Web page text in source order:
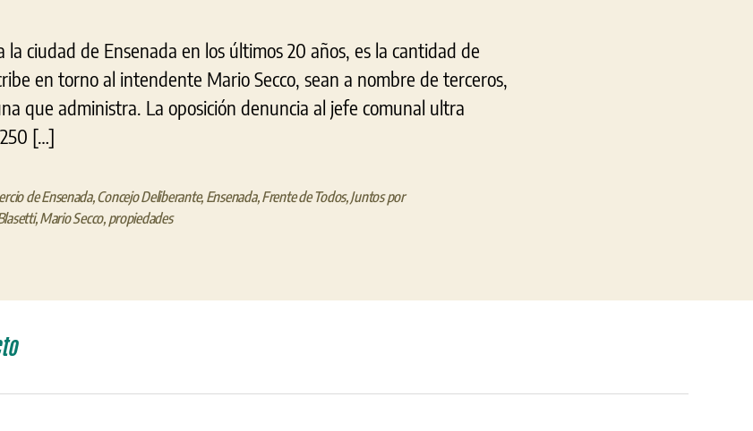
la ciudad de Ensenada en los últimos 20 años, es la cantidad de
en torno al intendente Mario Secco, sean a nombre de terceros,
que administra. La oposición denuncia al jefe comunal ultra
[…]
de Ensenada,Concejo Deliberante, Ensenada,Frente de Todos,Juntos por
,Mario Secco, propiedades